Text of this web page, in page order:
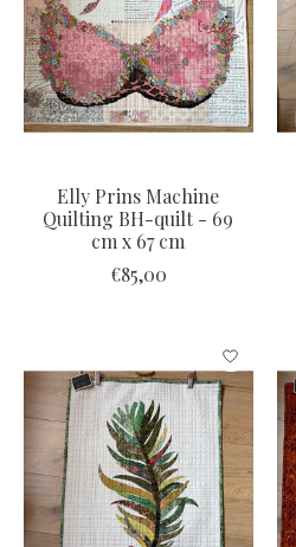
Elly Prins Machine
Quilting BH-quilt - 69
cm x 67 cm
€85,00